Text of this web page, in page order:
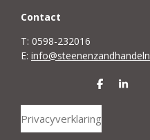
Contact
T: 0598-232016
E:
D
l
e
n
S
Privacyverklaring